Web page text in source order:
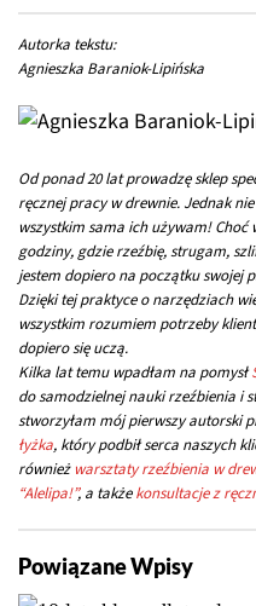
Autorka tekstu:
Agnieszka Baraniok-Lipińska
Od ponad 20 lat prowadzę sklep
ręcznej pracy w drewnie. Jednak
wszystkim sama ich używam! Choć
godziny, gdzie rzeźbię, strugam,
jestem dopiero na początku swojej
Dzięki tej praktyce o narzędziach
wszystkim rozumiem potrzeby
dopiero się uczą.
Kilka lat temu wpadłam na pomysł
do samodzielnej nauki rzeźbienia i
stworzyłam mój pierwszy autorski
łyżka, który podbił serca naszych
również warsztaty rzeźbienia w
“Alelipa!”, a takżekonsultacje z
Powiązane Wpisy